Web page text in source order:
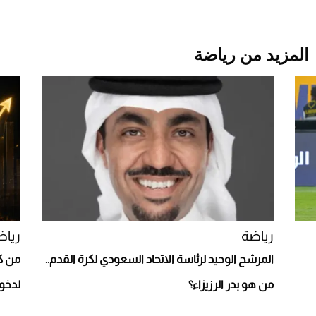
Aston Martin Valiant: على هوى الأبطال
المزيد من رياضة
رياضة
المرشح الوحيد لرئاسة الاتحاد السعودي لكرة القدم..
من هو بدر الرزيزاء؟
من